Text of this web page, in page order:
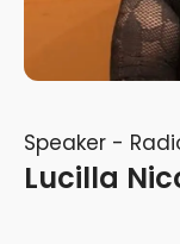
Lucilla
Speaker -